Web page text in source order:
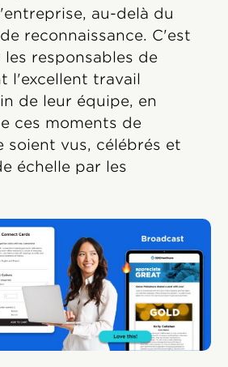
au-delà du
reconnaissance. C'est
responsables de
l'excellent travail
de leur équipe, en
ces moments de
soient vus, célébrés et
échelle par les